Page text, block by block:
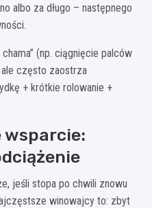
albo za długo – następnego
(np. ciągnięcie palców
często zaostrza
+ krótkie rolowanie +
wsparcie:
jeśli stopa po chwili znowu
winowajcy to: zbyt